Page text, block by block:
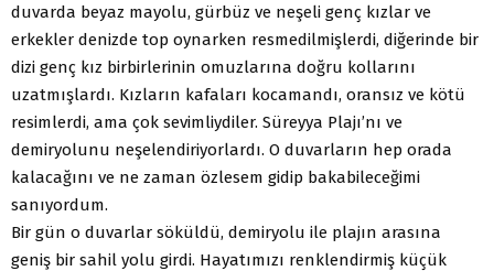
duvarda beyaz mayolu, gürbüz ve neşeli genç kızlar ve
erkekler denizde top oynarken resmedilmişlerdi, diğerinde bir
dizi genç kız birbirlerinin omuzlarına doğru kollarını
uzatmışlardı. Kızların kafaları kocamandı, oransız ve kötü
resimlerdi, ama çok sevimliydiler. Süreyya Plajı’nı ve
demiryolunu neşelendiriyorlardı. O duvarların hep orada
kalacağını ve ne zaman özlesem gidip bakabileceğimi
sanıyordum.
Bir gün o duvarlar söküldü, demiryolu ile plajın arasına
geniş bir sahil yolu girdi. Hayatımızı renklendirmiş küçük